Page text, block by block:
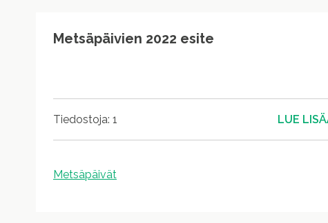
Metsäpäivien 2022 esite
Tiedostoja: 1 LUE
Metsäpäivät